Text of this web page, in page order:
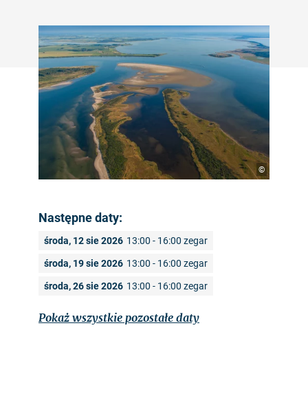
©
Następne daty:
środa, 12 sie 2026 13:00 - 16:00 zegar
środa, 19 sie 2026 13:00 - 16:00 zegar
środa, 26 sie 2026 13:00 - 16:00 zegar
Pokaż wszystkie pozostałe daty